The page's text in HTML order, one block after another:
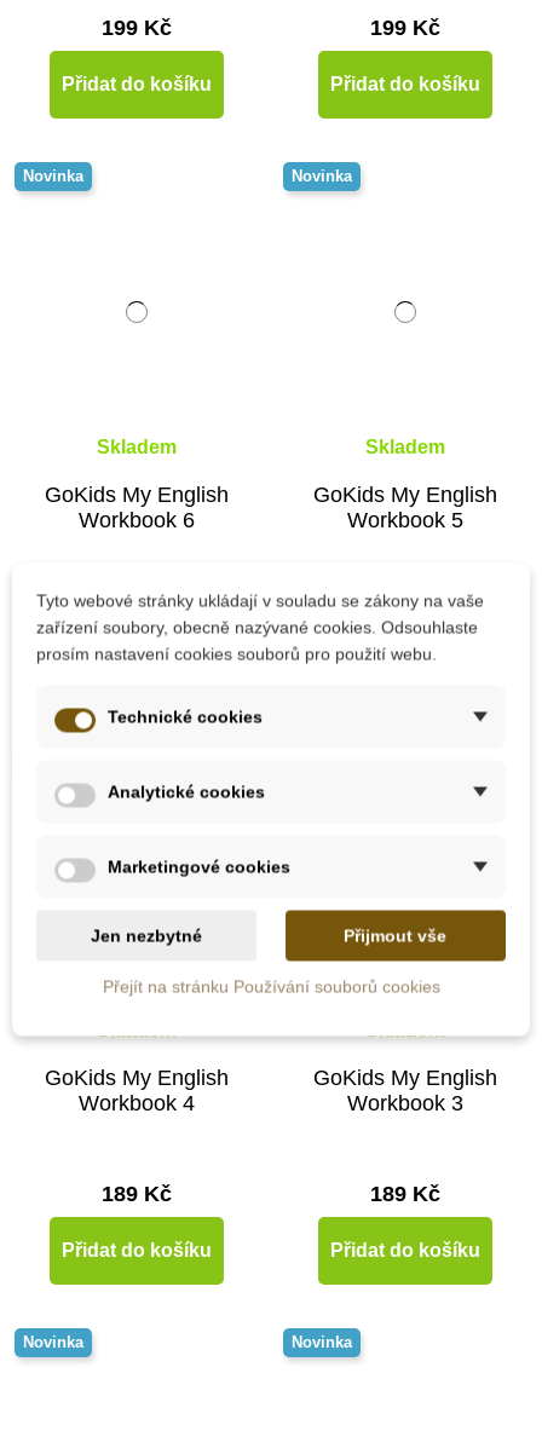
199 Kč
Přidat do košíku
199 Kč
Přidat do košíku
Novinka
Skladem
GoKids My English
Workbook 6
189 Kč
Přidat do košíku
Novinka
Skladem
GoKids My English
Workbook 5
189 Kč
Přidat do košíku
GoKids My English
Workbook 4
189 Kč
Přidat do košíku
GoKids My English
Workbook 3
189 Kč
Přidat do košíku
Novinka Novinka
Tyto webové stránky ukládají v souladu se zákony na vaše
zařízení soubory, obecně nazývané cookies. Odsouhlaste
prosím nastavení cookies souborů pro použití webu.
Technické cookies
Analytické cookies
Marketingové cookies
Jen nezbytné Přijmout vše
Přejít na stránku Používání souborů cookies